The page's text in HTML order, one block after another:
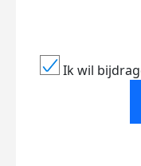
Ik wil